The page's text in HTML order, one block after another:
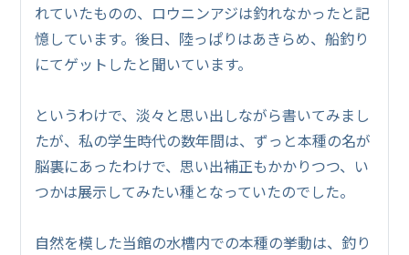
れていたものの、ロウニンアジは釣れなかったと記
憶しています。後日、陸っぱりはあきらめ、船釣り
にてゲットしたと聞いています。
というわけで、淡々と思い出しながら書いてみまし
たが、私の学生時代の数年間は、ずっと本種の名が
脳裏にあったわけで、思い出補正もかかりつつ、い
つかは展示してみたい種となっていたのでした。
自然を模した当館の水槽内での本種の挙動は、釣り